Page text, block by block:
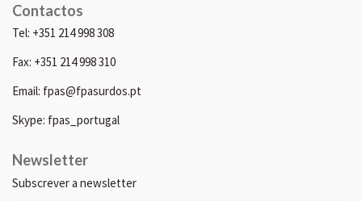
Contactos
Tel: +351 214 998 308
Fax: +351 214 998 310
Email: fpas@fpasurdos.pt
Skype: fpas_portugal
Newsletter
Subscrever a newsletter